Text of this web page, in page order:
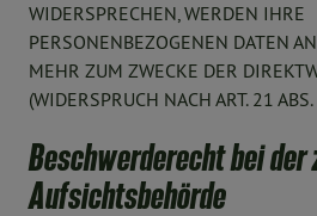
WIDERSPRECHEN, WERDEN IHRE
PERSONENBEZOGENEN DATEN
MEHR ZUM ZWECKE DER
(WIDERSPRUCH NACH ART. 21
Beschwerderecht bei der
Aufsichtsbehörde